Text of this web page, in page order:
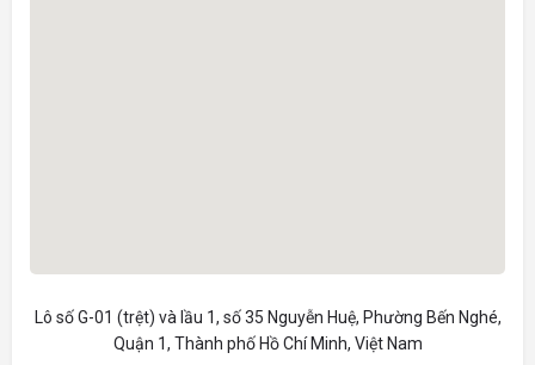
Lô số G-01 (trệt) và lầu 1, số 35 Nguyễn Huệ, Phường Bến Nghé,
Quận 1, Thành phố Hồ Chí Minh, Việt Nam